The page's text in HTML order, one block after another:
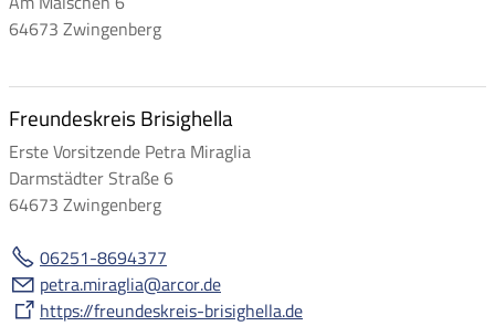
64673 Zwingenberg
Freundeskreis Brisighella
Erste Vorsitzende Petra Miraglia
Darmstädter Straße 6
64673 Zwingenberg
06251-8694377
p tr m r gl rc rd
https://freundeskreis-brisighella.de